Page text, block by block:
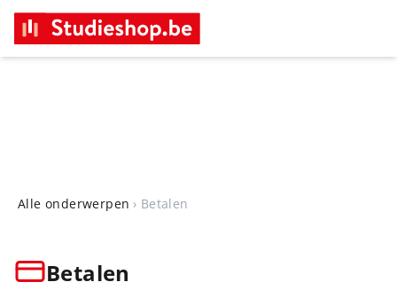
Alle onderwerpen › Betalen
Betalen